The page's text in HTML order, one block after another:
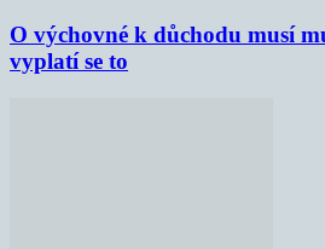
O výchovné k důchodu musí
vyplatí se to